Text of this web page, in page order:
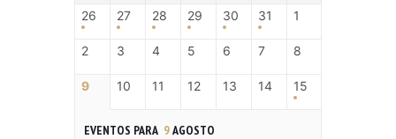
26 27 28 29 30 31 1
2 3 4 5 6 7 8
9 10 11 12 13 14 15
EVENTOS PARA 9AGOSTO